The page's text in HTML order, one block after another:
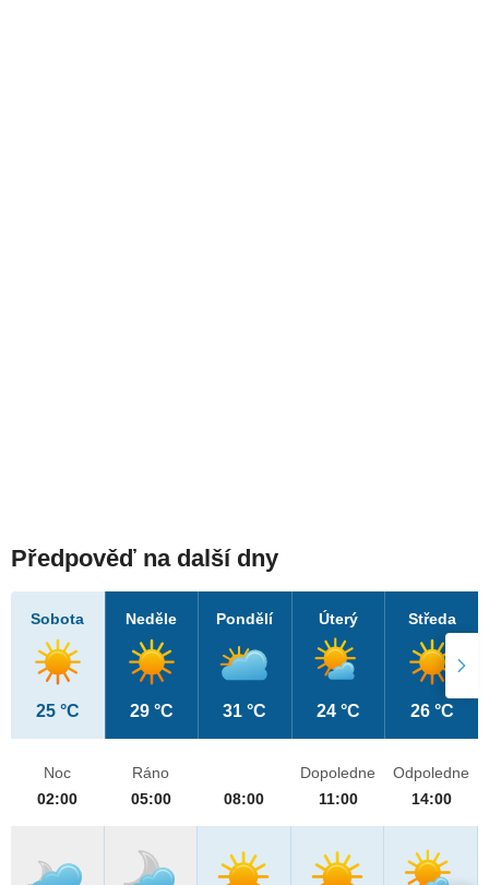
Předpověď na další dny
Sobota
25 °C
Neděle
29 °C
Pondělí
31 °C
Úterý
24 °C
Středa
26 °C
Noc
02:00
Ráno
05:00
08:00
Dopoledne
11:00
Odpoledne
14:00